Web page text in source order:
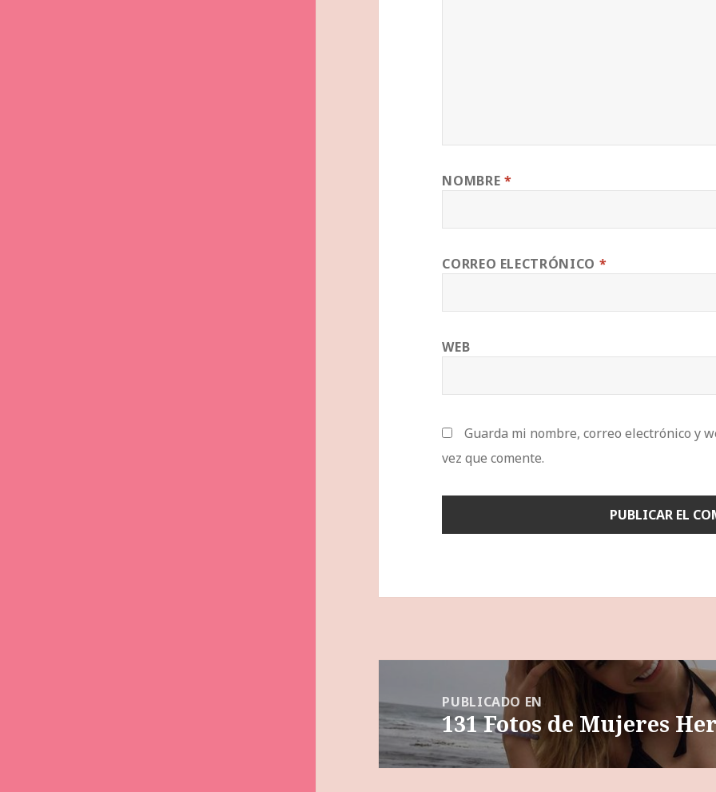
NOMBRE *
CORREO ELECTRÓNICO *
WEB
Guarda mi nombre, correo electrónico y
vez que comente.
entradas
PUBLICADO EN
131 Fotos de Mujeres